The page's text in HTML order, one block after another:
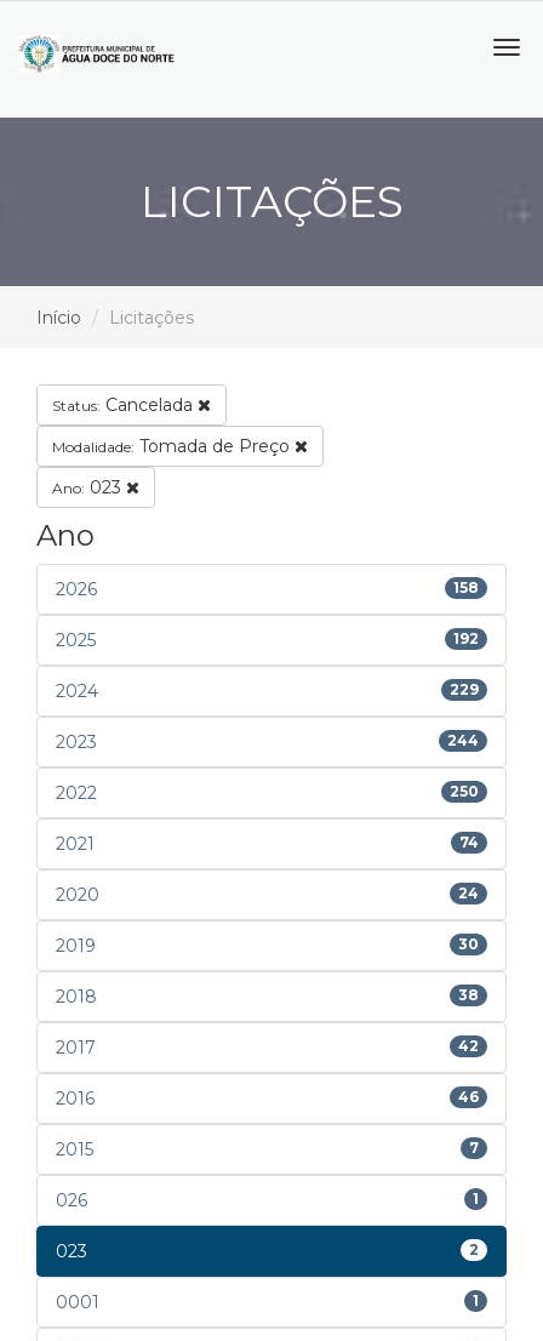
LICITAÇÕES
Início Licitações
Status: Cancelada
Modalidade: Tomada de Preço
Ano: 023
Ano
2026 158
2025 192
2024 229
2023 244
2022 250
2021 74
2020 24
2019 30
2018 38
2017 42
2016 46
2015 7
026 1
023 2
0001 1